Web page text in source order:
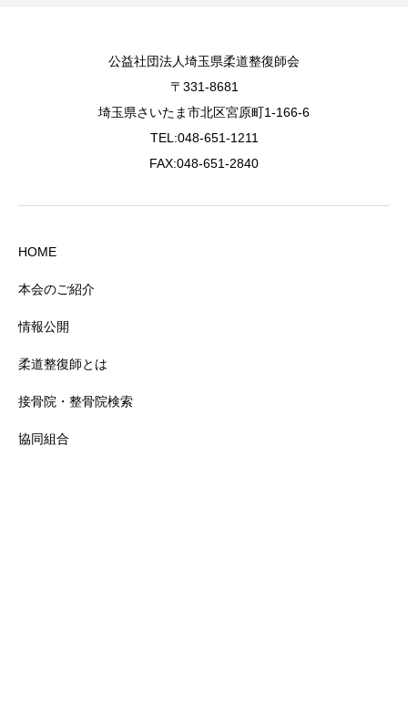
公益社団法人埼玉県柔道整復師会
〒331-8681
埼玉県さいたま市北区宮原町1-166-6
TEL:048-651-1211
FAX:048-651-2840
HOME
本会のご紹介
情報公開
柔道整復師とは
接骨院・整骨院検索
協同組合